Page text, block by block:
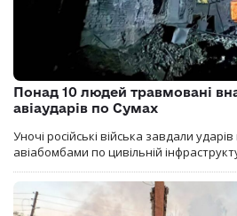
Понад 10 людей травмовані
авіаударів по Сумах
Уночі російські війська завдали
авіабомбами по цивільній